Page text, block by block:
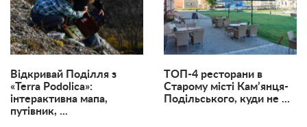
Відкривай Поділля з
«Terra Podolica»:
інтерактивна мапа,
путівник, ...
ТОП-4 ресторани в
Старому місті Кам’янця-
Подільського, куди не ...